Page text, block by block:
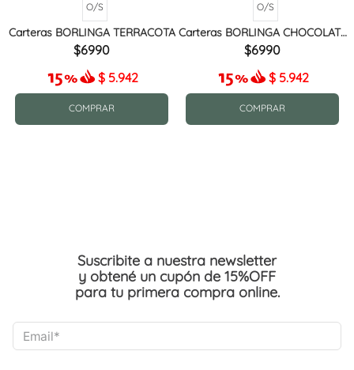
O/S
Carteras BORLINGA TERRACOTA
6990
$ 5.942
COMPRAR
O/S
Carteras BORLINGA CHOCOLATE
MIX
6990
$ 5.942
COMPRAR
Suscribite a nuestra newsletter
y obtené un cupón de 15%OFF
para tu primera compra online.